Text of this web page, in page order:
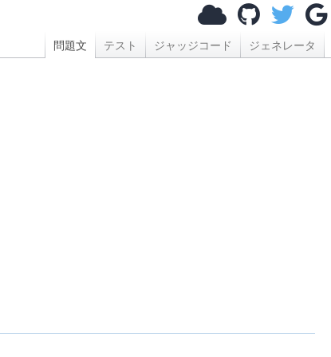
問題文 テスト ジャッジコード ジェネレータ